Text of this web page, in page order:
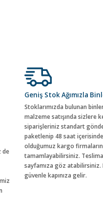
de
Geniş Stok Ağımızla
Stoklarımızda bulunan
malzeme satışında sizlere
siparişleriniz standart
paketlenip 48 saat
olduğumuz kargo
tamamlayabilirsiniz.
sayfamıza göz
güvenle kapınıza gelir.